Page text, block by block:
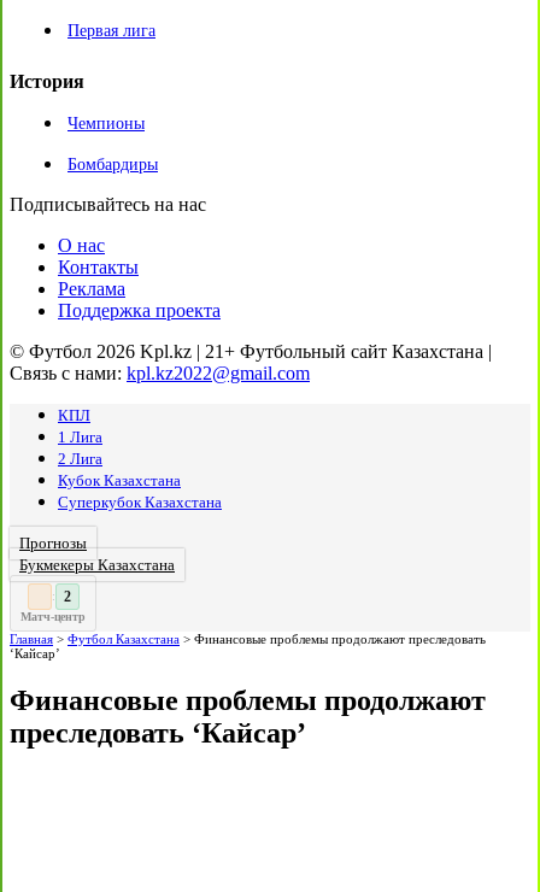
Первая лига
История
Чемпионы
Бомбардиры
Подписывайтесь на нас
О нас
Контакты
Реклама
Поддержка проекта
© Футбол 2026 Kpl.kz | 21+ Футбольный сайт Казахстана |
Связь с нами: kpl.kz2022@gmail.com
КПЛ
1 Лига
2 Лига
Кубок Казахстана
Суперкубок Казахстана
Прогнозы
Букмекеры Казахстана
: 2
Матч-центр
Главная > Футбол Казахстана > Финансовые проблемы продолжают преследовать
‘Кайсар’
Финансовые проблемы продолжают
преследовать ‘Кайсар’